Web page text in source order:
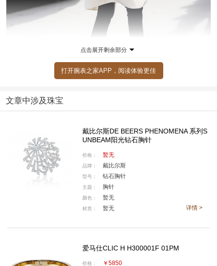
的女同学更能驾驭。骨感的妹子有时佩戴
衡了手镯的分量。纤瘦高挑的女孩走在路边是一阵风，
摇曳在腰间两侧手腕的手镯会赢得更多的回头率。
点击展开剩余部分
打开腕表之家APP，阅读体验更佳
文章中涉及珠宝
戴比尔斯DE BEERS PHENOMENA 系列S
UNBEAM阳光钻石胸针
价格： 暂无
品牌： 戴比尔斯
型号： 钻石胸针
主题： 胸针
颜色： 暂无
材质： 暂无 详情 >
爱马仕CLIC H H300001F 01PM
价格： ￥5850